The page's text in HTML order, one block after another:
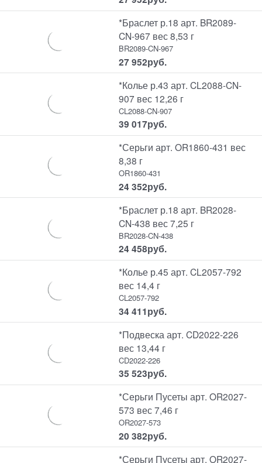
*Браслет р.18 арт. BR2089-
CN-967 вес 8,53 г
BR2089-CN-967
27 952руб.
*Колье р.43 арт. CL2088-CN-
907 вес 12,26 г
CL2088-CN-907
39 017руб.
*Серьги арт. OR1860-431 вес
8,38 г
OR1860-431
24 352руб.
*Браслет р.18 арт. BR2028-
CN-438 вес 7,25 г
BR2028-CN-438
24 458руб.
*Колье р.45 арт. CL2057-792
вес 14,4 г
CL2057-792
34 411руб.
*Подвеска арт. CD2022-226
вес 13,44 г
CD2022-226
35 523руб.
*Серьги Пусеты арт. OR2027-
573 вес 7,46 г
OR2027-573
20 382руб.
*Серьги Пусеты арт. OR2027-